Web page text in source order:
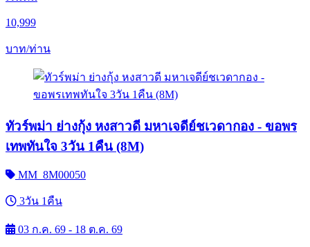
10,999
บาท/ท่าน
ทัวร์พม่า ย่างกุ้ง หงสาวดี มหาเจดีย์ชเวดากอง - ขอพร
เทพทันใจ 3วัน 1คืน (8M)
MM_8M00050
3วัน 1คืน
03 ก.ค. 69 - 18 ต.ค. 69